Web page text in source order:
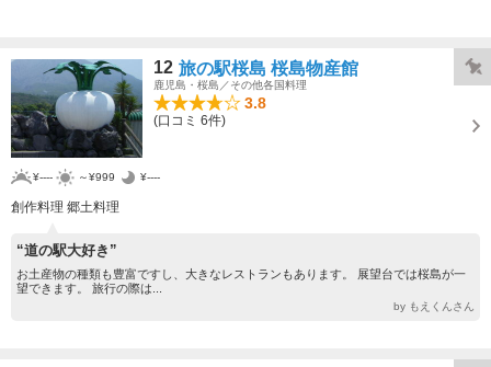
12 旅の駅桜島 桜島物産館
鹿児島・桜島／その他各国料理
3.8
(口コミ 6件)
¥---- ～¥999 ¥----
創作料理 郷土料理
“道の駅大好き”
お土産物の種類も豊富ですし、大きなレストランもあります。 展望台では桜島が一
望できます。 旅行の際は...
by もえくんさん